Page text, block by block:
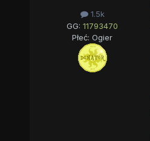
1.5k
GG:11793470
Płeć: Ogier